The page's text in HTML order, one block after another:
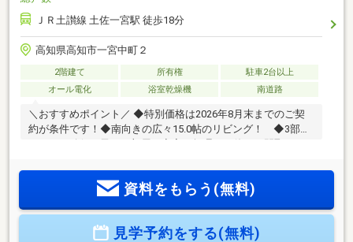
ＪＲ土讃線 土佐一宮駅 徒歩18分
高知県高知市一宮中町２
2階建て 所有権
駐車2台以上
オール電化
浴室乾燥機 南道路
＼おすすめポイント／ ◆特別価格は2026年8月末までのご契
約が条件です！◆南向きの広々15.0帖のリビング！ ◆3部屋
も便利！☆こちらの物件は本日ご案内可能です☆☆ご購入時
の住宅ローン相談も無料で承ります♪物件が気になったらお好
とが私たちの使命です。 皆様にお会いできますことを、心
資料をもらう(無料)
見学予約をする(無料)